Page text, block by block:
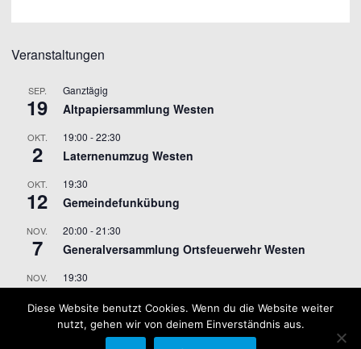
Veranstaltungen
SEP.
19
Ganztägig
Altpapiersammlung Westen
OKT.
2
19:00 -22:30
Laternenumzug Westen
OKT.
12
19:30
Gemeindefunkübung
NOV.
7
20:00 -21:30
Generalversammlung Ortsfeuerwehr Westen
NOV.
9
19:30
Kalender anzeigen
Diese Website benutzt Cookies. Wenn du die Website weiter
nutzt, gehen wir von deinem Einverständnis aus.